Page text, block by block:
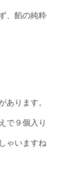
、餡の純粋
あります。
で９個入り
ゃいますね